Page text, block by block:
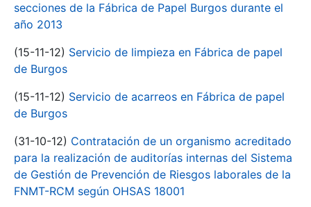
secciones de la Fábrica de Papel Burgos durante el
año 2013
(15-11-12) Servicio de limpieza en Fábrica de papel
de Burgos
(15-11-12) Servicio de acarreos en Fábrica de papel
de Burgos
(31-10-12) Contratación de un organismo acreditado
para la realización de auditorías internas del Sistema
de Gestión de Prevención de Riesgos laborales de la
FNMT-RCM según OHSAS 18001